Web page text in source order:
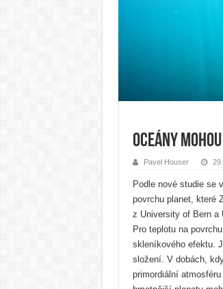
Oceány
Pavel Houser
Podle nové studie se
povrchu planet, které
z University of Bern a
Pro teplotu na
skleníkového efektu.
složení. V dobách,
primordiální